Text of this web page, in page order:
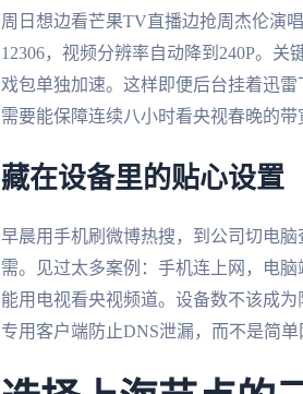
周日想边看芒果TV直播边抢周杰伦演
12306，视频分辨率自动降到240P。
戏包单独加速。这样即便后台挂着迅雷
需要能保障连续八小时看央视春晚的带
藏在设备里的贴心设置
早晨用手机刷微博热搜，到公司切电
需。见过太多案例：手机连上网，电脑
能用电视看央视频道。设备数不该成
专用客户端防止DNS泄漏，而不是简单